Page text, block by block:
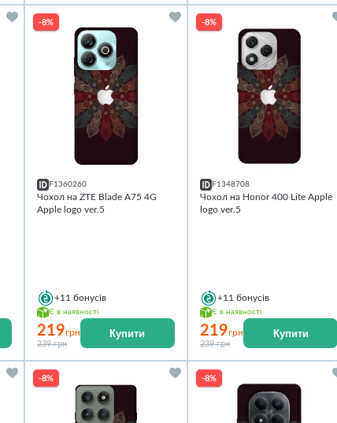
-8%
F1360260
Чохол на ZTE Blade A75 4G
Apple logo ver.5
+11 бонусів
Є в наявності
219грн
239 грн
Купити
-8%
F1348708
Чохол на Honor 400 Lite Apple
logo ver.5
+11 бонусів
Є в наявності
219грн
239 грн
Купити
-8% -8%